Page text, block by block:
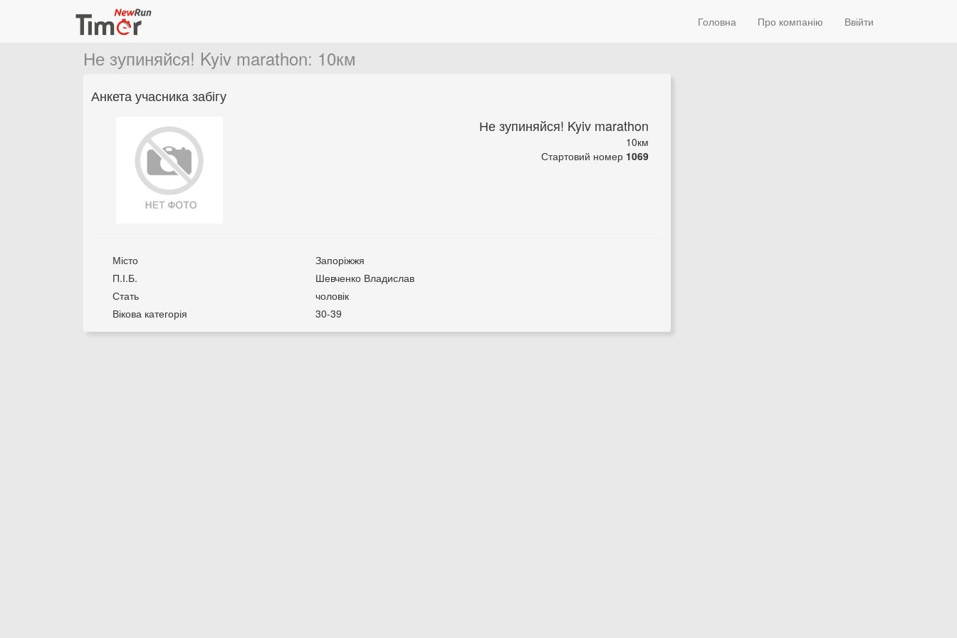
Головна Про компанію Ввійти
Не зупиняйся! Kyiv marathon: 10км
Анкета учасника забігу
Не зупиняйся! Kyiv marathon
10км
Стартовий номер 1069
Місто
Запоріжжя
П.І.Б.
Шевченко Владислав
Стать
чоловік
Вікова категорія
30-39